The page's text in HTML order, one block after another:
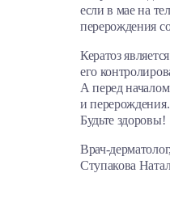
если в мае на
перерождения
Кератоз
его
А перед
и перерождения.
Будьте здоровы!
Врач-
Ступакова